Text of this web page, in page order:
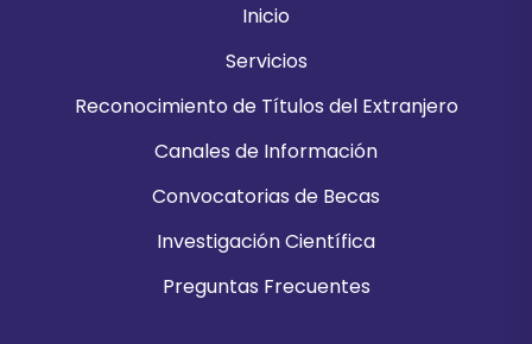
Inicio
Servicios
Reconocimiento de Títulos del Extranjero
Canales de Información
Convocatorias de Becas
Investigación Científica
Preguntas Frecuentes